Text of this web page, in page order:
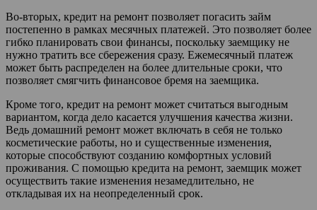
Во-вторых, кредит на ремонт позволяет погасить займ
постепенно в рамках месячных платежей. Это позволяет более
гибко планировать свои финансы, поскольку заемщику не
нужно тратить все сбережения сразу. Ежемесячный платеж
может быть распределен на более длительные сроки, что
позволяет смягчить финансовое бремя на заемщика.
Кроме того, кредит на ремонт может считаться выгодным
вариантом, когда дело касается улучшения качества жизни.
Ведь домашний ремонт может включать в себя не только
косметические работы, но и существенные изменения,
которые способствуют созданию комфортных условий
проживания. С помощью кредита на ремонт, заемщик может
осуществить такие изменения незамедлительно, не
откладывая их на неопределенный срок.